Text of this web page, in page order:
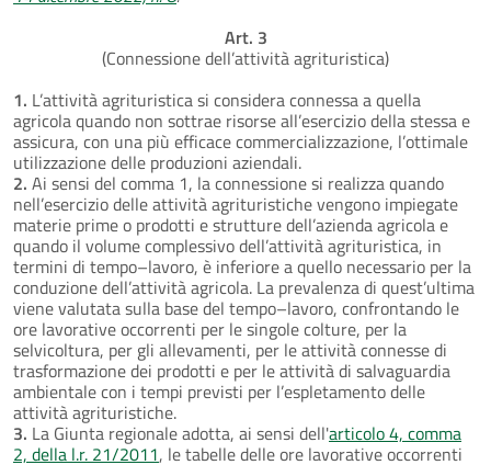
Art. 3
(Connessione dell’attività agrituristica)
1. L’attività agrituristica si considera connessa a quella
agricola quando non sottrae risorse all’esercizio della stessa e
assicura, con una più efficace commercializzazione, l’ottimale
utilizzazione delle produzioni aziendali.
2. Ai sensi del comma 1, la connessione si realizza quando
nell’esercizio delle attività agrituristiche vengono impiegate
materie prime o prodotti e strutture dell’azienda agricola e
quando il volume complessivo dell’attività agrituristica, in
termini di tempo–lavoro, è inferiore a quello necessario per la
conduzione dell’attività agricola. La prevalenza di quest’ultima
viene valutata sulla base del tempo–lavoro, confrontando le
ore lavorative occorrenti per le singole colture, per la
selvicoltura, per gli allevamenti, per le attività connesse di
trasformazione dei prodotti e per le attività di salvaguardia
ambientale con i tempi previsti per l’espletamento delle
attività agrituristiche.
3. La Giunta regionale adotta, ai sensi dell'articolo 4, comma
2, della l.r. 21/2011, le tabelle delle ore lavorative occorrenti